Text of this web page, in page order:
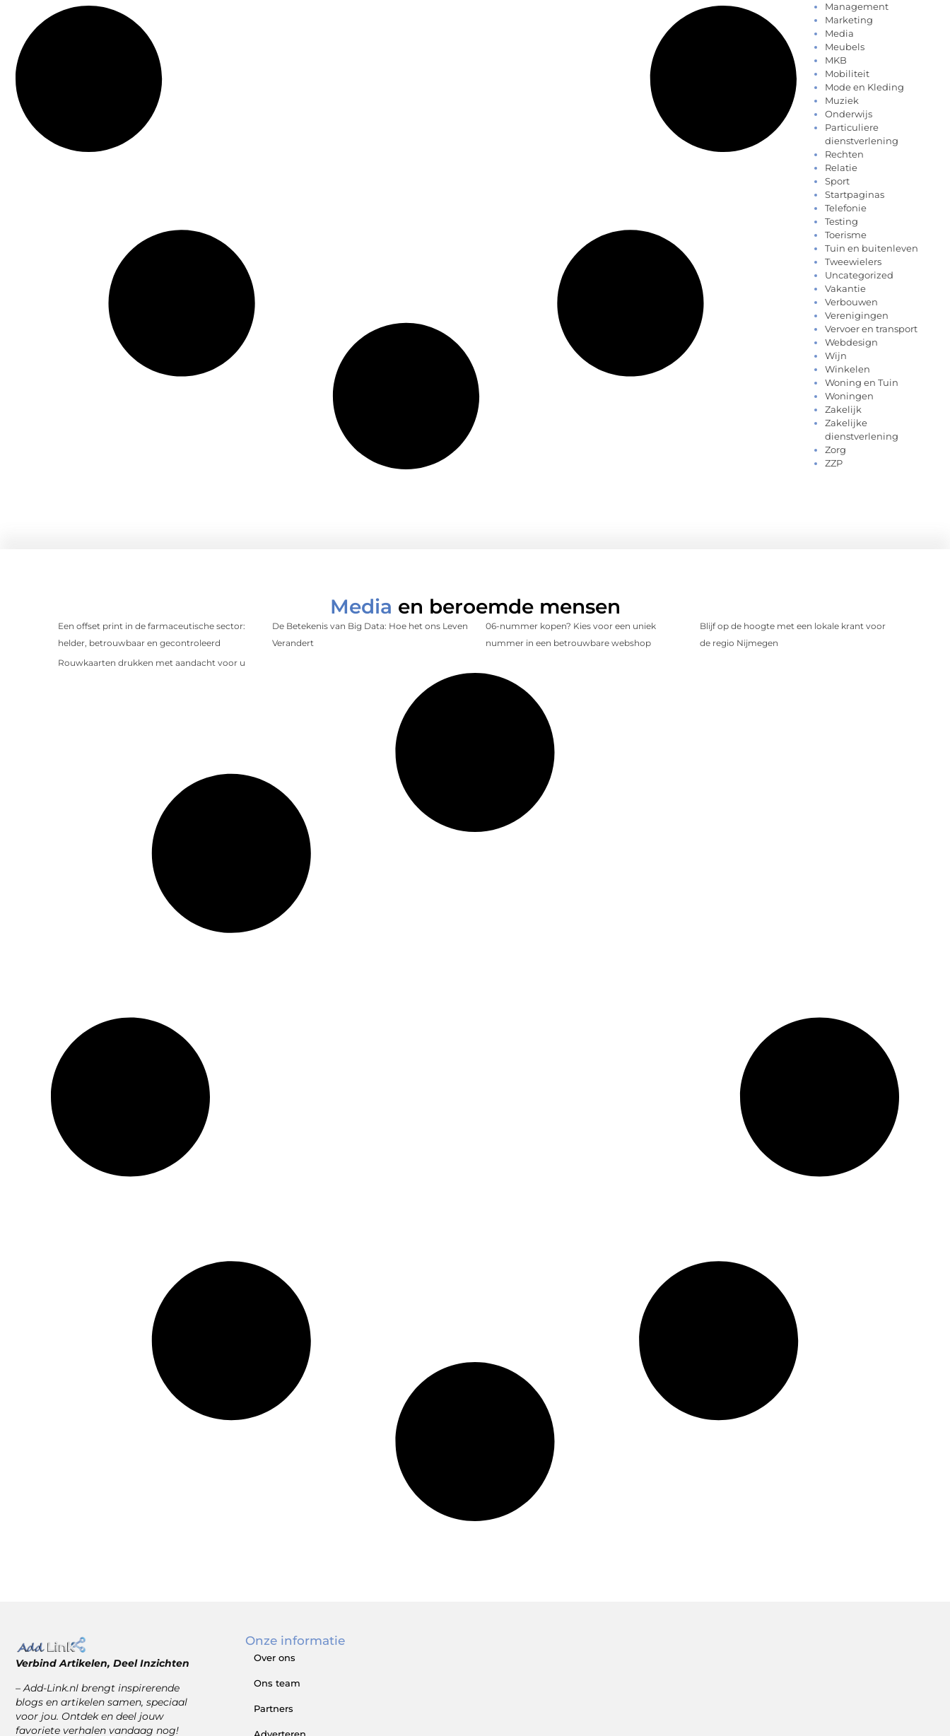
Management
Marketing
Media
Meubels
MKB
Mobiliteit
Mode en Kleding
Muziek
Onderwijs
Particuliere
dienstverlening
Rechten
Relatie
Sport
Startpaginas
Telefonie
Testing
Toerisme
Tuin en buitenleven
Tweewielers
Uncategorized
Vakantie
Verbouwen
Verenigingen
Vervoer en transport
Webdesign
Wijn
Winkelen
Woning en Tuin
Woningen
Zakelijk
Zakelijke
dienstverlening
Zorg
ZZP
Media en beroemde mensen
Een offset print in de farmaceutische sector:
helder, betrouwbaar en gecontroleerd
De Betekenis van Big Data: Hoe het ons Leven
Verandert
06-nummer kopen? Kies voor een uniek
nummer in een betrouwbare webshop
Blijf op de hoogte met een lokale krant voor
de regio Nijmegen
Rouwkaarten drukken met aandacht voor u
Verbind Artikelen, Deel Inzichten
– Add-Link.nl brengt inspirerende
blogs en artikelen samen, speciaal
voor jou. Ontdek en deel jouw
favoriete verhalen vandaag nog!
Onze informatie
Over ons
Ons team
Partners
Adverteren